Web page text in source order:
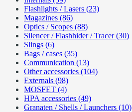
Flashlights / Lasers (23)
Magazines (86)
Optics / Scopes (88)
Silencer / Flashhider / Tracer (30)
Slings (6)
Bags / cases (35)
Communication (13)
Other accessories (104)
Externals (98)
MOSFET (4)
HPA accessories (49)
Granaten / Shells / Launchers (10)